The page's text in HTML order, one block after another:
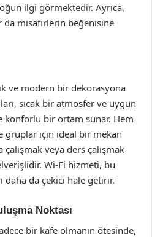
ilgi görmektedir. Ayrıca,
da misafirlerin beğenisine
ve modern bir dekorasyona
sıcak bir atmosfer ve uygun
konforlu bir ortam sunar. Hem
gruplar için ideal bir mekan
veya ders çalışmak
Wi-Fi hizmeti, bu
daha da çekici hale getirir.
Noktası
bir kafe olmanın ötesinde,